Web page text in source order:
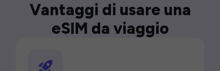
Vantaggi di usare una
eSIM da viaggio